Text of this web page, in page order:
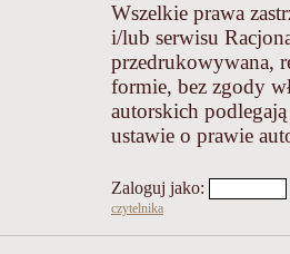
Wszelkie prawa
i/lub serwisu
przedrukowywana,
formie, bez zgody
autorskich
ustawie o prawie
Zaloguj jako:
czytelnika